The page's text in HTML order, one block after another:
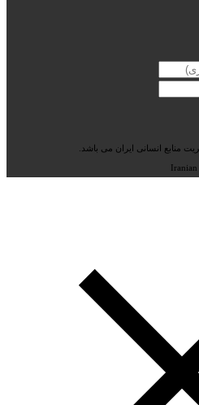
منابع انسانی ایران می باشد.